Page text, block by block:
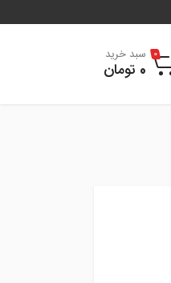
0 سبد خرید
0 تومان